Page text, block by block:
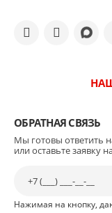
ОБРАТНАЯ СВЯЗЬ
Мы готовы ответить
или оставьте заявку
Нажимая на кнопку,